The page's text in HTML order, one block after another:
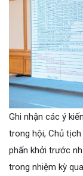
Ghi nhận các ý
trong hội, Chủ
phấn khởi trước
trong nhiệm kỳ